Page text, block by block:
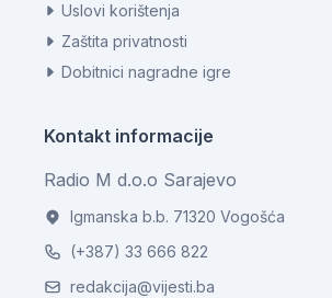
Uslovi korištenja
Zaštita privatnosti
Dobitnici nagradne igre
Kontakt informacije
Radio M d.o.o Sarajevo
Igmanska b.b. 71320 Vogošća
(+387) 33 666 822
redakcija@vijesti.ba